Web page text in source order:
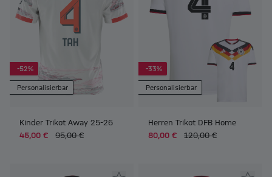
-52%
Personalisierbar
Kinder Trikot Away 25-26
45,00 €
95,00 €
-33%
Personalisierbar
Herren Trikot DFB Home
80,00 €
120,00 €